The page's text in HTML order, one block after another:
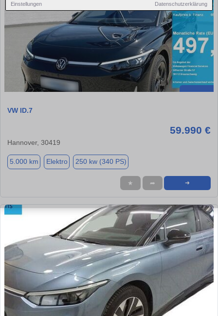
Einstellungen Datenschutzerklärung
VW ID.7
59.990 €
Hannover, 30419
5.000 km Elektro 250 kw (340 PS)
★ ➦ ➜